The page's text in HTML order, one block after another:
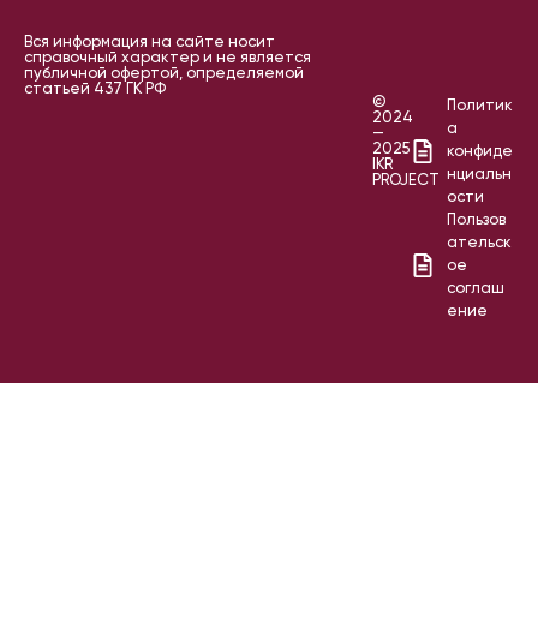
Вся информация на сайте носит
справочный характер и не является
публичной офертой, определяемой
статьей 437 ГК РФ
©
2024
—
2025
IKR
PROJECT
Политик
а
конфиде
нциальн
ости
Пользов
ательск
ое
соглаш
ение